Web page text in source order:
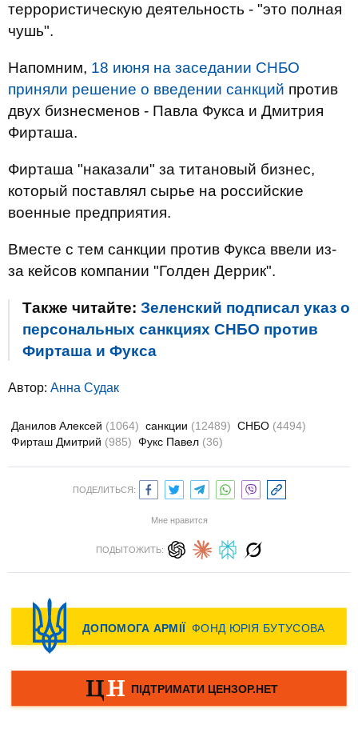
террористическую деятельность - "это полная
чушь".
Напомним, 18 июня на заседании СНБО
приняли решение о введении санкций против
двух бизнесменов - Павла Фукса и Дмитрия
Фирташа.
Фирташа "наказали" за титановый бизнес,
который поставлял сырье на российские
военные предприятия.
Вместе с тем санкции против Фукса ввели из-
за кейсов компании "Голден Деррик".
Также читайте: Зеленский подписал указ о
персональных санкциях СНБО против
Фирташа и Фукса
Автор: Анна Судак
Данилов Алексей (1064) санкции (12489) СНБО (4494)
Фирташ Дмитрий (985) Фукс Павел (36)
ПОДЕЛИТЬСЯ:
Мне нравится
ПОДЫТОЖИТЬ: